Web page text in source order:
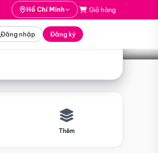
Hồ Chí Minh Giỏ hàng
Đăng nhập Đăng ký
Tìm tour
Thêm